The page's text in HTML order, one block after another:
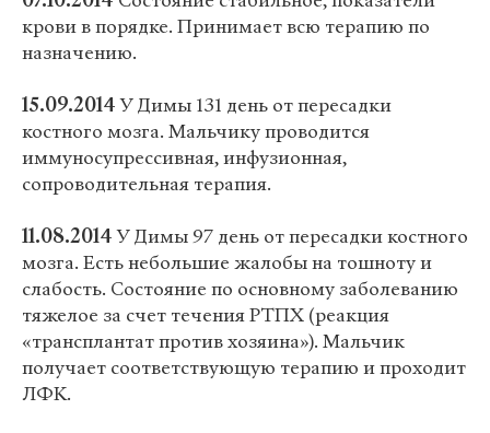
крови в порядке. Принимает всю терапию по
назначению.
15.09.2014У Димы 131 день от пересадки
костного мозга. Мальчику проводится
иммуносупрессивная, инфузионная,
сопроводительная терапия.
11.08.2014У Димы 97 день от пересадки костного
мозга. Есть небольшие жалобы на тошноту и
слабость. Состояние по основному заболеванию
тяжелое за счет течения РТПХ (реакция
«трансплантат против хозяина»). Мальчик
получает соответствующую терапию и проходит
ЛФК.